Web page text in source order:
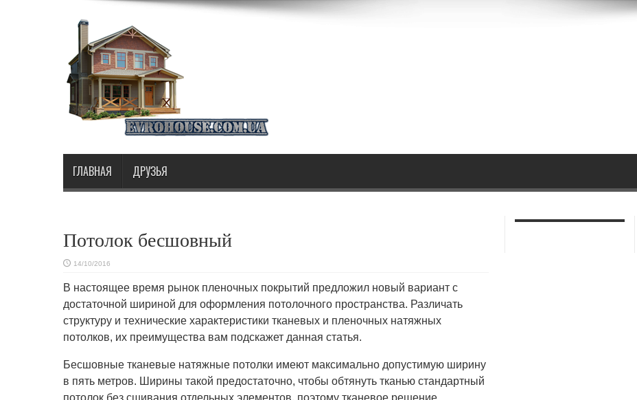
ГЛАВНАЯ ДРУЗЬЯ
Потолок бесшовный
14/10/2016
В настоящее время рынок пленочных покрытий предложил новый вариант с
достаточной шириной для оформления потолочного пространства. Различать
структуру и технические характеристики тканевых и пленочных натяжных
потолков, их преимущества вам подскажет данная статья.
Бесшовные тканевые натяжные потолки имеют максимально допустимую ширину
в пять метров. Ширины такой предостаточно, чтобы обтянуть тканью стандартный
потолок без сшивания отдельных элементов, поэтому тканевое решение